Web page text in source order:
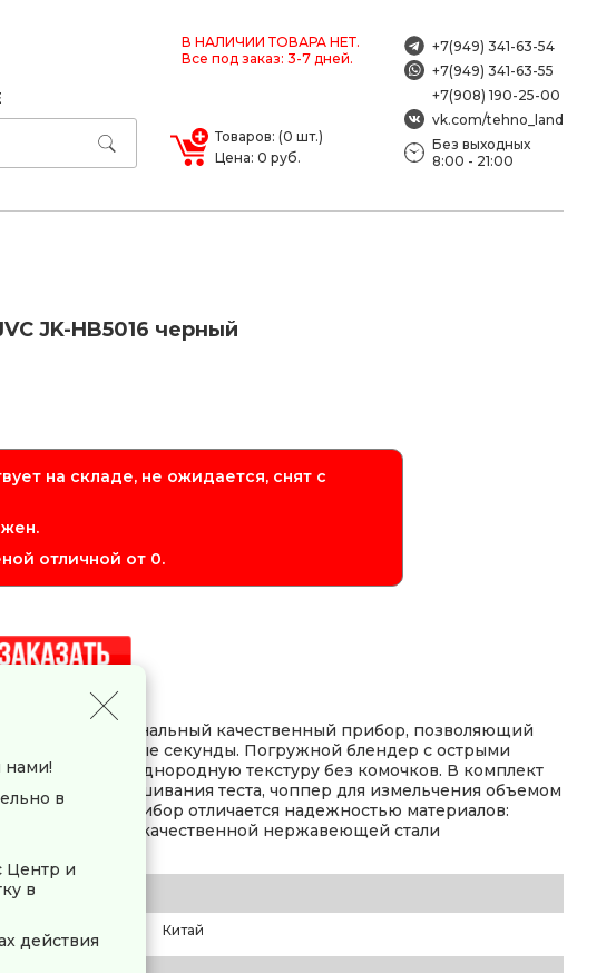
В НАЛИЧИИ ТОВАРА НЕТ.
Все под заказ: 3-7 дней.
Товаров: (0 шт.)
Цена: 0 руб.
+7(949) 341-63-54
+7(949) 341-63-55
+7(908) 190-25-00
vk.com/tehno_land
Без выходных
8:00 - 21:00
JK-HB5016 черный
на складе, не ожидается, снят с
отличной от 0.
многофункциональный качественный прибор, позволяющий
в считаные секунды. Погружной блендер с острыми
обеспечит однородную текстуру без комочков. В комплект
и замешивания теста, чоппер для измельчения объемом
700 мл. Прибор отличается надежностью материалов:
из высококачественной нержавеющей стали
Китай
нами!
в
Центр и
в
действия